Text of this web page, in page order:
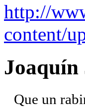
http://
content/
Joaquín
Que un